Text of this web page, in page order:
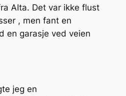
Alta. Det var ikke flust
, men fant en
en garasje ved veien
jeg en